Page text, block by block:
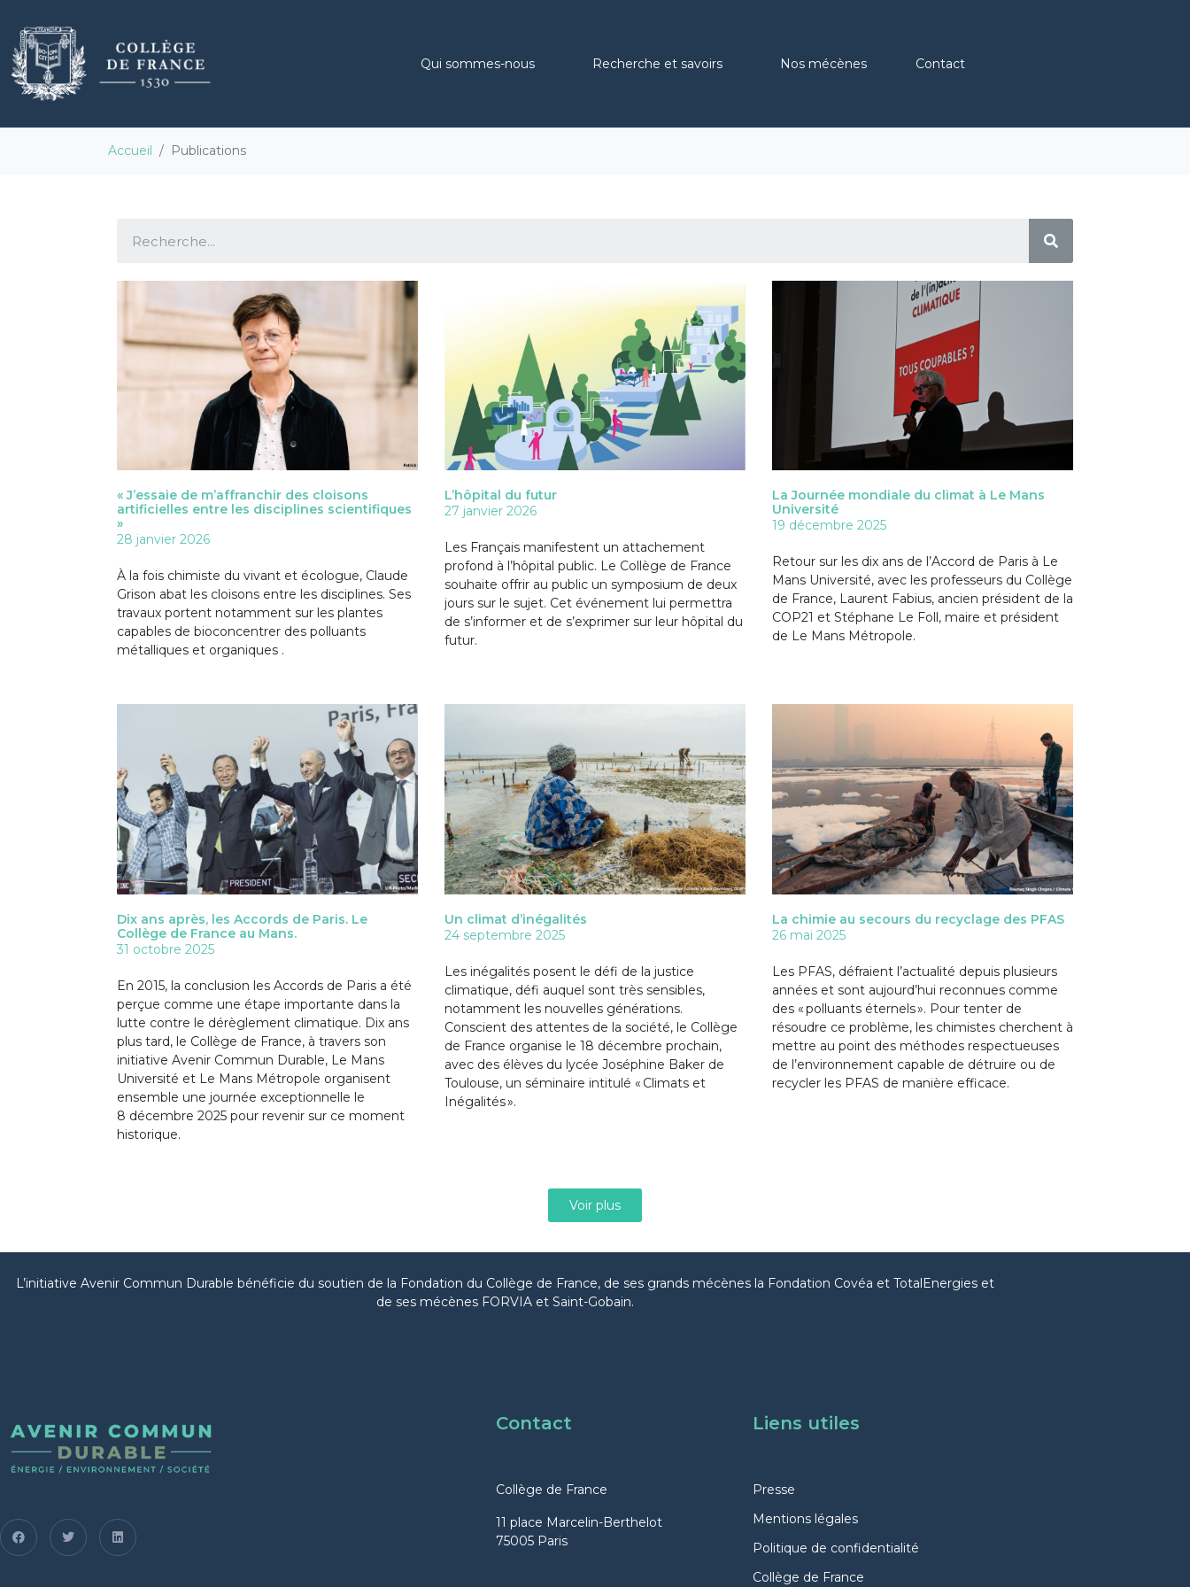
Qui sommes-nous Recherche et savoirs Nos mécènes Contact
Accueil Publications
« J’essaie de m’affranchir des cloisons
artificielles entre les disciplines scientifiques
»
28 janvier 2026
À la fois chimiste du vivant et écologue, Claude
Grison abat les cloisons entre les disciplines. Ses
travaux portent notamment sur les plantes
capables de bioconcentrer des polluants
métalliques et organiques .
L’hôpital du futur
27 janvier 2026
Les Français manifestent un attachement
profond à l’hôpital public. Le Collège de France
souhaite offrir au public un symposium de deux
jours sur le sujet. Cet événement lui permettra
de s’informer et de s’exprimer sur leur hôpital du
futur.
La Journée mondiale du climat à Le Mans
Université
19 décembre 2025
Retour sur les dix ans de l’Accord de Paris à Le
Mans Université, avec les professeurs du Collège
de France, Laurent Fabius, ancien président de la
COP21 et Stéphane Le Foll, maire et président
de Le Mans Métropole.
Dix ans après, les Accords de Paris. Le
Collège de France au Mans.
31 octobre 2025
En 2015, la conclusion les Accords de Paris a été
perçue comme une étape importante dans la
lutte contre le dérèglement climatique. Dix ans
plus tard, le Collège de France, à travers son
initiative Avenir Commun Durable, Le Mans
Université et Le Mans Métropole organisent
ensemble une journée exceptionnelle le
8 décembre 2025 pour revenir sur ce moment
historique.
Un climat d’inégalités
24 septembre 2025
Les inégalités posent le défi de la justice
climatique, défi auquel sont très sensibles,
notamment les nouvelles générations.
Conscient des attentes de la société, le Collège
de France organise le 18 décembre prochain,
avec des élèves du lycée Joséphine Baker de
Toulouse, un séminaire intitulé « Climats et
Inégalités ».
La chimie au secours du recyclage des PFAS
26 mai 2025
Les PFAS, défraient l’actualité depuis plusieurs
années et sont aujourd’hui reconnues comme
des « polluants éternels ». Pour tenter de
résoudre ce problème, les chimistes cherchent à
mettre au point des méthodes respectueuses
de l’environnement capable de détruire ou de
recycler les PFAS de manière efficace.
Voir plus
L’initiative Avenir Commun Durable bénéficie du soutien de la Fondation du Collège de France, de ses grands mécènes la Fondation Covéa et TotalEnergies et
de ses mécènes FORVIA et Saint-Gobain.
Contact
Collège de France
11 place Marcelin-Berthelot
75005 Paris
Liens utiles
Presse
Mentions légales
Politique de confidentialité
Collège de France